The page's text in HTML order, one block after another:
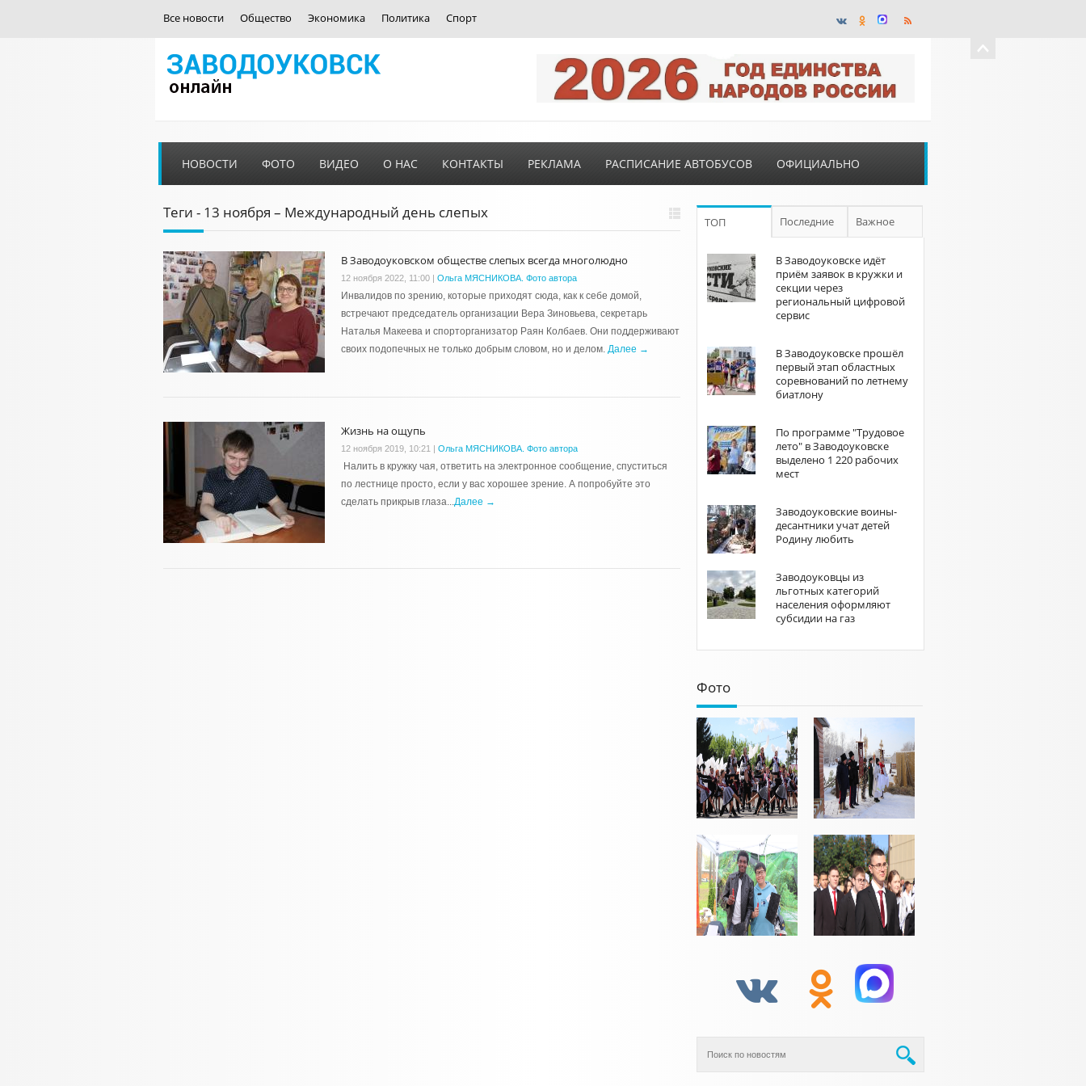
Все новости Общество Экономика Политика Спорт
НОВОСТИ ФОТО ВИДЕО О НАС КОНТАКТЫ РЕКЛАМА РАСПИСАНИЕ АВТОБУСОВ ОФИЦИАЛЬНО
Теги - 13 ноября – Международный день слепых
В Заводоуковском обществе слепых всегда многолюдно
12 ноября 2022, 11:00 | Ольга МЯСНИКОВА. Фото автора
Инвалидов по зрению, которые приходят сюда, как к себе домой,
встречают председатель организации Вера Зиновьева, секретарь
Наталья Макеева и спорторганизатор Раян Колбаев. Они поддерживают
своих подопечных не только добрым словом, но и делом. Далее →
Жизнь на ощупь
12 ноября 2019, 10:21 | Ольга МЯСНИКОВА. Фото автора
Налить в кружку чая, ответить на электронное сообщение, спуститься
по лестнице просто, если у вас хорошее зрение. А попробуйте это
сделать прикрыв глаза...Далее →
ТОП Последние Важное
В Заводоуковске идёт
приём заявок в кружки и
секции через
региональный цифровой
сервис
В Заводоуковске прошёл
первый этап областных
соревнований по летнему
биатлону
По программе "Трудовое
лето" в Заводоуковске
выделено 1 220 рабочих
мест
Заводоуковские воины-
десантники учат детей
Родину любить
Заводоуковцы из
льготных категорий
населения оформляют
субсидии на газ
Фото